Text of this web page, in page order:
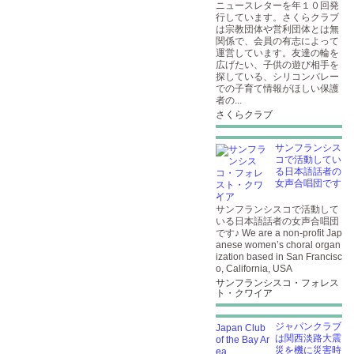
ニュースレターを年１０回発
行しています。さくらクラブ
は宗教団体や営利団体とは無
関係で、会員の有志によって
運営しています。友達の輪を
広げたい、子供の遊び相手を
探している、シリコンバレー
での子育て情報がほしい保護
者の...
さくらクラブ
サンフランシス
コで活動してい
る日本語話者の
女声合唱団です
♪
サンフランシスコで活動して
いる日本語話者の女声合唱団
です♪ We are a non-profit Jap
anese women’s choral organ
ization based in San Francisc
o, California, USA
サンフランシスコ・フォレス
ト・クワイア
ジャパンクラブ
は関西淡路大震
災を機に災害時